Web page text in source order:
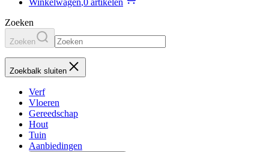
Winkelwagen,0 artikelen
Zoeken
Zoeken
Zoekbalk sluiten
Verf
Vloeren
Gereedschap
Hout
Tuin
Aanbiedingen